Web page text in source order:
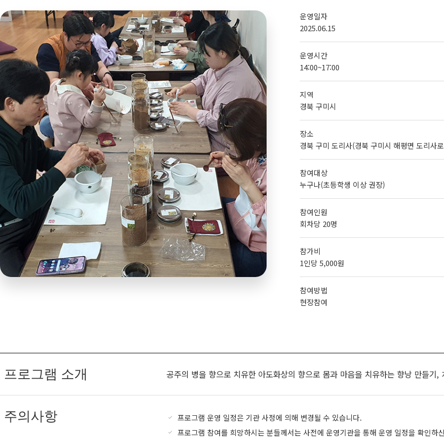
운영일자
2025.06.15
운영시간
14:00~17:00
지역
경북 구미시
장소
경북 구미 도리사(경북 구미시 해평면 도리사
참여대상
누구나(초등학생 이상 권장)
참여인원
회차당 20명
참가비
1인당 5,000원
참여방법
현장참여
프로그램 소개 공주의 병을 향으로 치유한 아도화상의 향으로 몸과 마음을 치유하는 향낭 만들기,
주의사항
프로그램 운영 일정은 기관 사정에 의해 변경될 수 있습니다.
프로그램 참여를 희망하시는 분들께서는 사전에 운영기관을 통해 운영 일정을 확인하